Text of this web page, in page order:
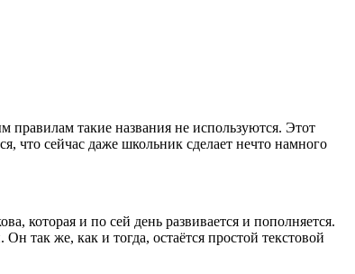
правилам такие названия не используются. Этот
что сейчас даже школьник сделает нечто намного
которая и по сей день развивается и пополняется.
так же, как и тогда, остаётся простой текстовой